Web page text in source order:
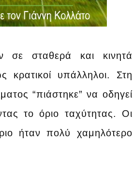
σε σταθερά και κινητά
κρατικοί υπάλληλοι. Στη
“πιάστηκε” να οδηγεί
το όριο ταχύτητας. Οι
ήταν πολύ χαμηλότερο